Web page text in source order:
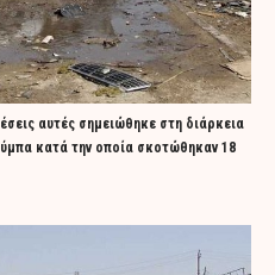
αυτές σημειώθηκε στη διάρκεια
κατά την οποία σκοτώθηκαν 18